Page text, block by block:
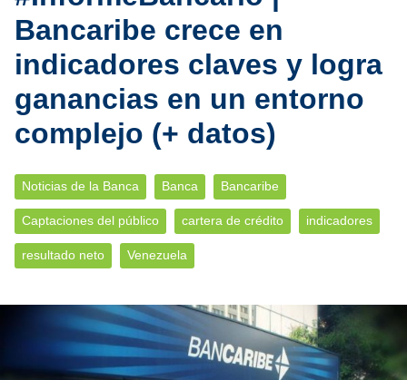
Bancaribe crece en
indicadores claves y logra
ganancias en un entorno
complejo (+ datos)
Noticias de la Banca Banca Bancaribe
Captaciones del público cartera de crédito indicadores
resultado neto Venezuela